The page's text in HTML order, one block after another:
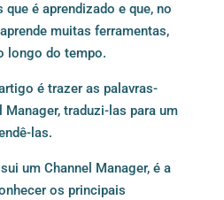
é aprendizado e que, no
muitas ferramentas,
longo do tempo.
é trazer as palavras-
Manager, traduzi-las para um
las.
um Channel Manager, é a
os principais